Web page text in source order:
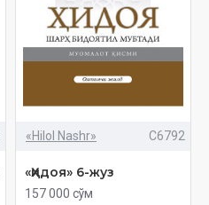
«Hilol Nashr» C6792
«Ҳидоя» 6-жуз
157 000 сўм